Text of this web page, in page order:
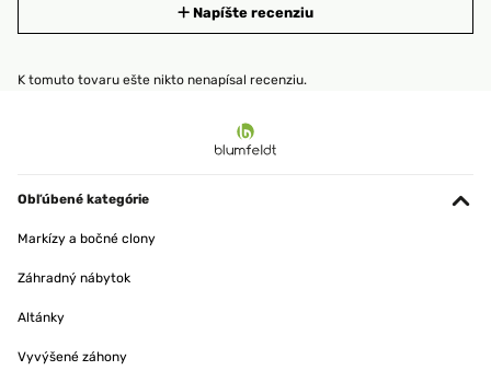
Napíšte recenziu
K tomuto tovaru ešte nikto nenapísal recenziu.
Obľúbené kategórie
Markízy a bočné clony
Záhradný nábytok
Altánky
Vyvýšené záhony